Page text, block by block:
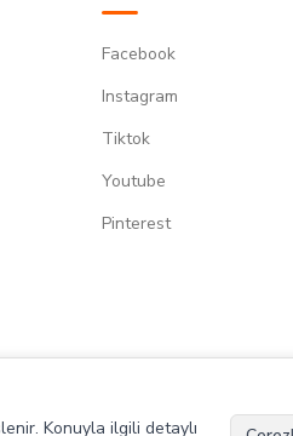
Facebook
Instagram
Tiktok
Youtube
Pinterest
Konuyla ilgili detaylı